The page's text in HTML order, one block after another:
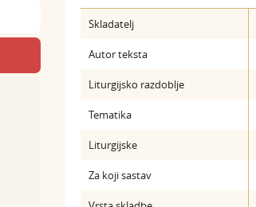
Skladatelj
Autor teksta
Liturgijsko razdoblje
Tematika
Liturgijske
Za koji sastav